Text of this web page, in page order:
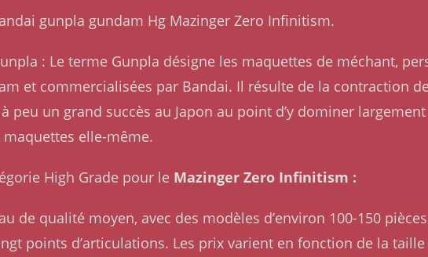
gunpla gundam Hg Mazinger Zero Infinitism.
: Le terme Gunpla désigne les maquettes de méchant,
et commercialisées par Bandai. Il résulte de la contraction
peu un grand succès au Japon au point d’y dominer
maquettes elle-même.
High Grade pour le Mazinger Zero Infinitism :
de qualité moyen, avec des modèles d’environ 100-150
points d’articulations. Les prix varient en fonction de la